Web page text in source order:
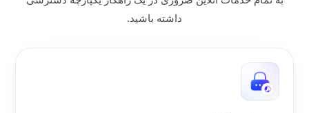
داشته باشید.